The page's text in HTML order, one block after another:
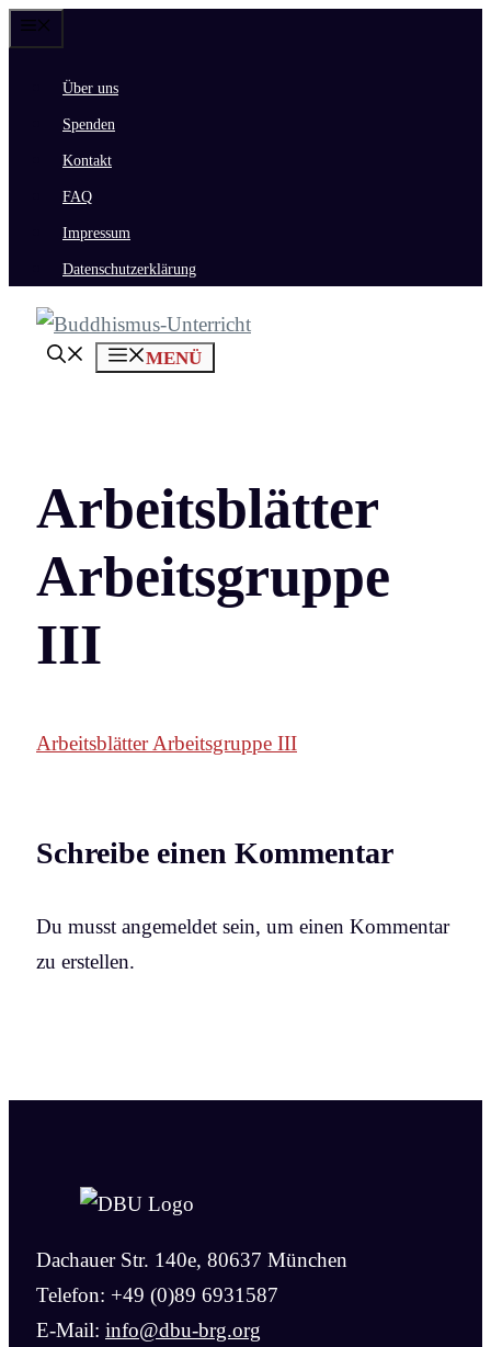
Zum
springenÜber uns
Spenden
Kontakt
FAQ
Impressum
Datenschutzerklärung
MENÜ
Arbeitsblätter
Arbeitsgruppe
III
Arbeitsblätter Arbeitsgruppe III
Schreibe einen Kommentar
Du musst angemeldet sein, um einen Kommentar
zu erstellen.
Dachauer Str. 140e, 80637 München
Telefon: +49 (0)89 6931587
E-Mail: info@dbu-brg.org